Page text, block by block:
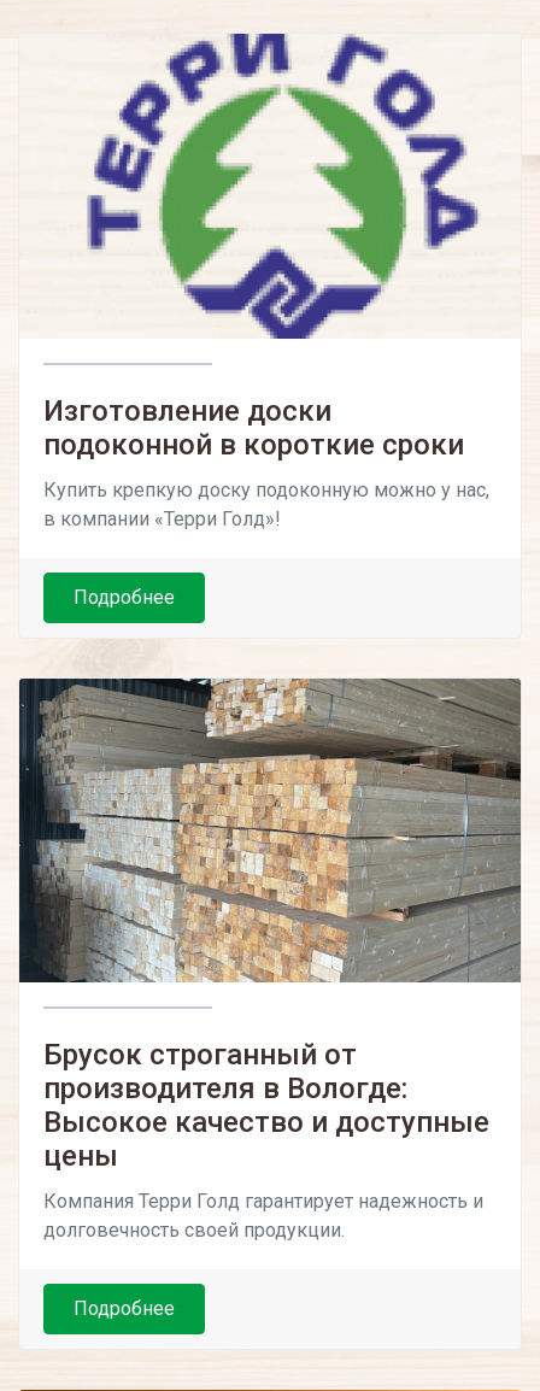
Изготовление доски
подоконной в короткие сроки
Купить крепкую доску подоконную можно у нас,
в компании «Терри Голд»!
Подробнее
Брусок строганный от
производителя в Вологде:
Высокое качество и доступные
цены
Компания Терри Голд гарантирует надежность и
долговечность своей продукции.
Подробнее